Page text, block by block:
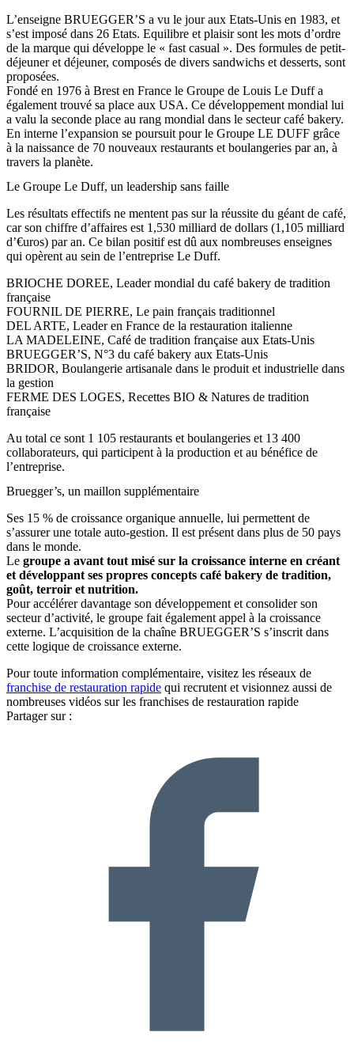
L’enseigne BRUEGGER’S a vu le jour aux Etats-Unis en 1983, et
s’est imposé dans 26 Etats. Equilibre et plaisir sont les mots d’ordre
de la marque qui développe le « fast casual ». Des formules de petit-
déjeuner et déjeuner, composés de divers sandwichs et desserts, sont
proposées.
Fondé en 1976 à Brest en France le Groupe de Louis Le Duff a
également trouvé sa place aux USA. Ce développement mondial lui
a valu la seconde place au rang mondial dans le secteur café bakery.
En interne l’expansion se poursuit pour le Groupe LE DUFF grâce
à la naissance de 70 nouveaux restaurants et boulangeries par an, à
travers la planète.
Le Groupe Le Duff, un leadership sans faille
Les résultats effectifs ne mentent pas sur la réussite du géant de café,
car son chiffre d’affaires est 1,530 milliard de dollars (1,105 milliard
d’€uros) par an. Ce bilan positif est dû aux nombreuses enseignes
qui opèrent au sein de l’entreprise Le Duff.
BRIOCHE DOREE, Leader mondial du café bakery de tradition
française
FOURNIL DE PIERRE, Le pain français traditionnel
DEL ARTE, Leader en France de la restauration italienne
LA MADELEINE, Café de tradition française aux Etats-Unis
BRUEGGER’S, N°3 du café bakery aux Etats-Unis
BRIDOR, Boulangerie artisanale dans le produit et industrielle dans
la gestion
FERME DES LOGES, Recettes BIO & Natures de tradition
française
Au total ce sont 1 105 restaurants et boulangeries et 13 400
collaborateurs, qui participent à la production et au bénéfice de
l’entreprise.
Bruegger’s, un maillon supplémentaire
Ses 15 % de croissance organique annuelle, lui permettent de
s’assurer une totale auto-gestion. Il est présent dans plus de 50 pays
dans le monde.
Le groupe a avant tout misé sur la croissance interne en créant
et développant ses propres concepts café bakery de tradition,
goût, terroir et nutrition.
Pour accélérer davantage son développement et consolider son
secteur d’activité, le groupe fait également appel à la croissance
externe. L’acquisition de la chaîne BRUEGGER’S s’inscrit dans
cette logique de croissance externe.
Pour toute information complémentaire, visitez les réseaux de
franchise de restauration rapide qui recrutent et visionnez aussi de
nombreuses vidéos sur les franchises de restauration rapide
Partager sur :